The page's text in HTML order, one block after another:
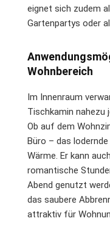
eignet sich zudem
Gartenpartys oder
Wohnbereich
Im Innenraum
Tischkamin nahezu
Ob auf dem
Büro – das
Wärme. Er kann
romantische
Abend genutzt
das saubere
attraktiv für